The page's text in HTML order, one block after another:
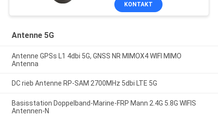
KONTAKT
Antenne 5G
Antenne GPSs L1 4dbi 5G, GNSS NR MIMOX4 WIFI MIMO
Antenna
DC rieb Antenne RP-SAM 2700MHz 5dbi LTE 5G
Basisstation Doppelband-Marine-FRP Mann 2.4G 5.8G WIFIS
Antennen-N